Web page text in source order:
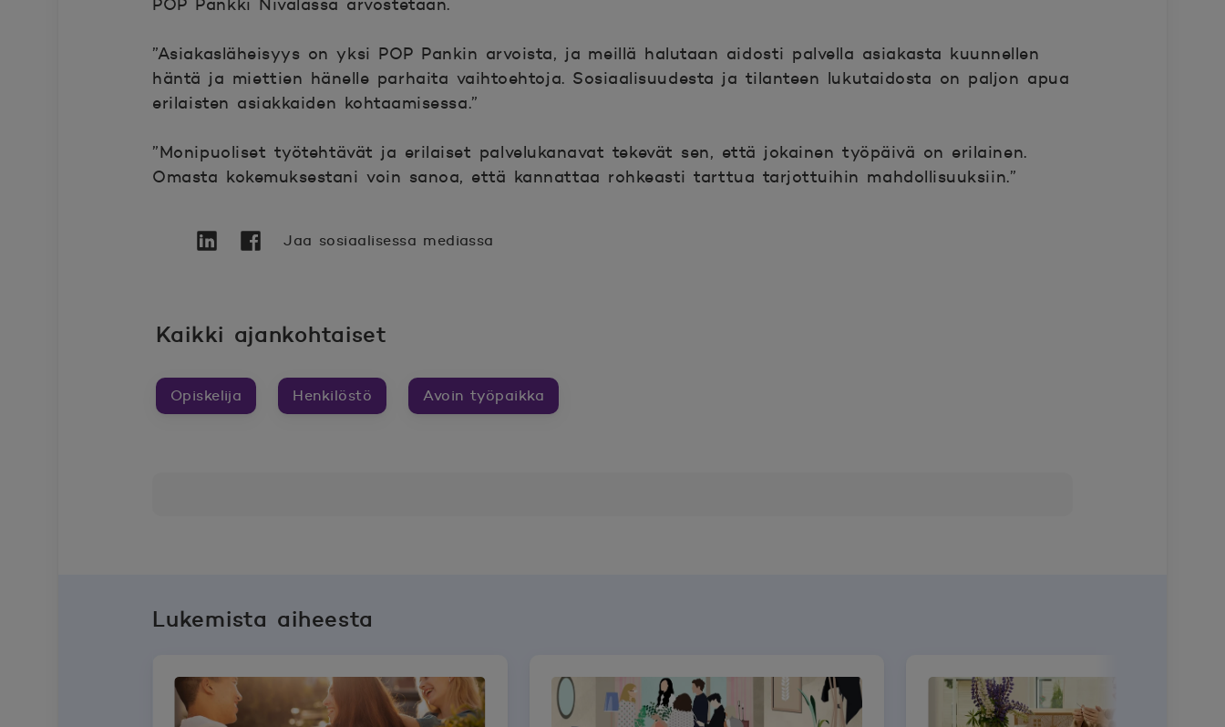
POP Pankki Nivalassa arvostetaan.
”Asiakasläheisyys on yksi POP Pankin arvoista, ja meillä halutaan aidosti palvella asiakasta kuunnellen
häntä ja miettien hänelle parhaita vaihtoehtoja. Sosiaalisuudesta ja tilanteen lukutaidosta on paljon apua
erilaisten asiakkaiden kohtaamisessa.”
”Monipuoliset työtehtävät ja erilaiset palvelukanavat tekevät sen, että jokainen työpäivä on erilainen.
Omasta kokemuksestani voin sanoa, että kannattaa rohkeasti tarttua tarjottuihin mahdollisuuksiin.”
Jaa sosiaalisessa mediassa
Kaikki ajankohtaiset
Opiskelija Henkilöstö Avoin työpaikka
Lukemista aiheesta